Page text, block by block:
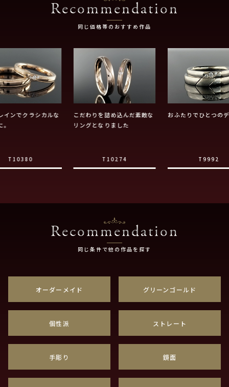
Recommendation
同じ価格帯のおすすめ作品
インでクラシカルな
T10380
こだわりを詰め込んだ素敵な
リングとなりました
T10274
おふたりでひとつの
T9992
Recommendation
同じ条件で他の作品を探す
オーダーメイド グリーンゴールド
個性派 ストレート
手彫り 鏡面